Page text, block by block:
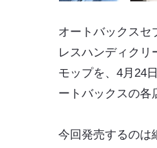
オートバックスセ
レスハンディクリ
モップを、4月24
ートバックスの各
今回発売するのは